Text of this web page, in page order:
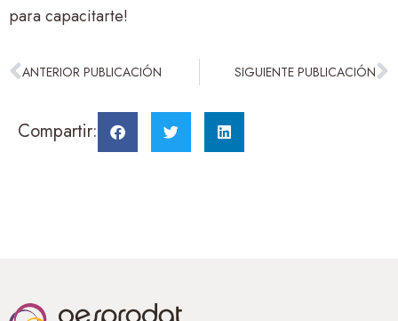
para capacitarte!
ANTERIOR PUBLICACIÓN SIGUIENTE PUBLICACIÓN
Compartir: